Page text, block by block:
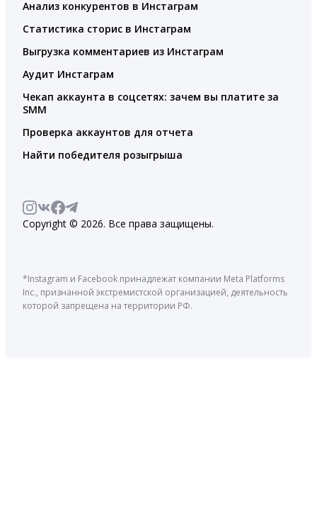
Анализ конкурентов в Инстаграм
Статистика сторис в Инстаграм
Выгрузка комментариев из Инстаграм
Аудит Инстаграм
Чекап аккаунта в соцсетях: зачем вы платите за
SMM
Проверка аккаунтов для отчета
Найти победителя розыгрыша
Copyright © 2026. Все права защищены.
*Instagram и Facebook принадлежат компании Meta Platforms
Inc., признанной экстремистской организацией, деятельность
которой запрещена на территории РФ.